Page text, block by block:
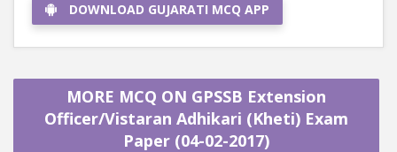
DOWNLOAD GUJARATI MCQ APP
MORE MCQ ON GPSSB Extension
Officer/Vistaran Adhikari (Kheti) Exam
Paper (04-02-2017)